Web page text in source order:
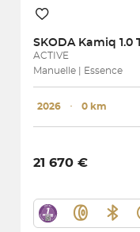
SKODA Kamiq 1.0
ACTIVE
Manuelle | Essence
2026 ･ 0 km
21 670 €